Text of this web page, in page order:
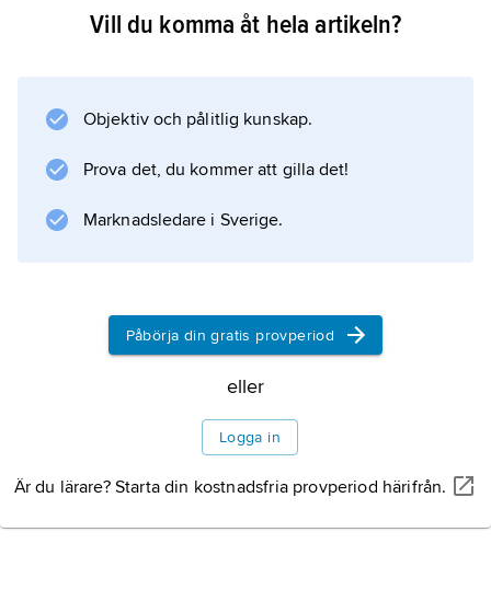
De tillverkas av det brittiska företaget L.,
Formel 1-racerbilar har varit de segerrikaste
Vill du komma åt hela artikeln?
Objektiv och pålitlig kunskap.
Prova det, du kommer att gilla det!
Marknadsledare i Sverige.
Påbörja din gratis provperiod
eller
Logga in
Är du lärare? Starta din kostnadsfria provperiod härifrån.